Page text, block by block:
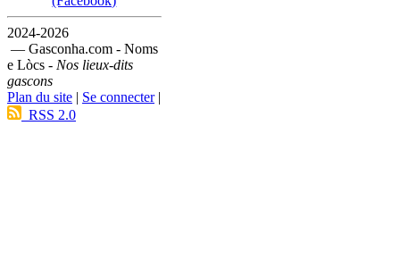
2024-2026
— Gasconha.com - Noms
e Lòcs - Nos lieux-dits
gascons
Plan du site | Se connecter|
RSS 2.0